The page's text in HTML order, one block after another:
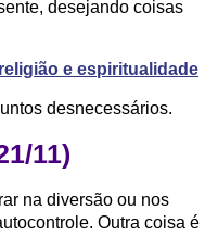
desejando coisas
e espiritualidade
desnecessários.
11)
na diversão ou nos
Outra coisa é